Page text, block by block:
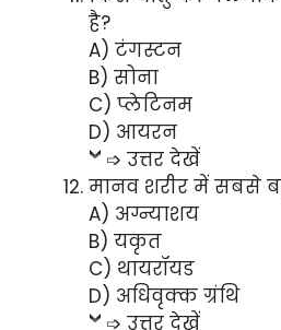
है?
A) टंगस्टन
B) सोना
C) प्लेटिनम
D) आयरन
➩ उत्तर देखें
मानव शरीर में सबसे
A) अग्न्याशय
B) यकृत
C) थायरॉयड
D) अधिवृक्क ग्रंथि
➩ उत्तर देखें